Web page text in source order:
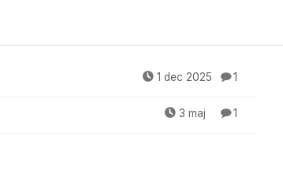
1 dec 2025 1
3 maj 1